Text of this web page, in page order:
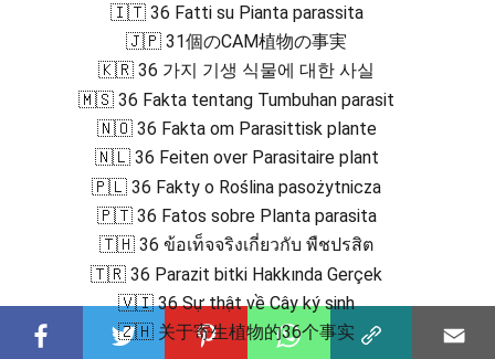
🇮🇹 36 Fatti su Pianta parassita
🇯🇵 31個のCAM植物の事実
🇰🇷 36 가지 기생 식물에 대한 사실
🇲🇸 36 Fakta tentang Tumbuhan parasit
🇳🇴 36 Fakta om Parasittisk plante
🇳🇱 36 Feiten over Parasitaire plant
🇵🇱 36 Fakty o Roślina pasożytnicza
🇵🇹 36 Fatos sobre Planta parasita
🇹🇭 36 ข้อเท็จจริงเกี่ยวกับ พืชปรสิต
🇹🇷 36 Parazit bitki Hakkında Gerçek
🇻🇮 36 Sự thật về Cây ký sinh
🇿🇭 关于寄生植物的36个事实